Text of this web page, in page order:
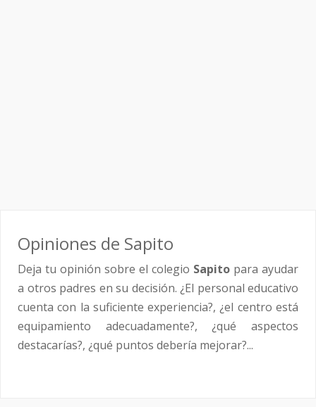
Opiniones de Sapito
Deja tu opinión sobre el colegio Sapito para ayudar
a otros padres en su decisión. ¿El personal educativo
cuenta con la suficiente experiencia?, ¿el centro está
equipamiento adecuadamente?, ¿qué aspectos
destacarías?, ¿qué puntos debería mejorar?...